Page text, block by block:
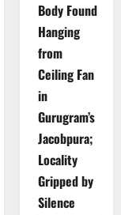
Body Found
Hanging
from
Ceiling Fan
in
Gurugram’s
Jacobpura;
Locality
Gripped by
Silence